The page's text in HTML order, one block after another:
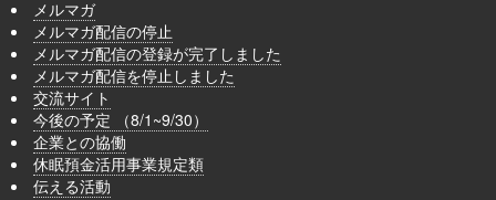
メルマガ
メルマガ配信の停止
メルマガ配信の登録が完了しました
メルマガ配信を停止しました
交流サイト
今後の予定 （8/1~9/30）
企業との協働
休眠預金活用事業規定類
伝える活動